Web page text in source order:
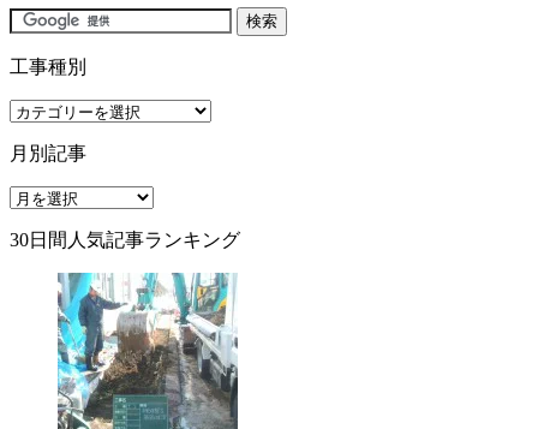
工事種別
工
種
別
月別記事
月
記
30日間人気記事ランキング